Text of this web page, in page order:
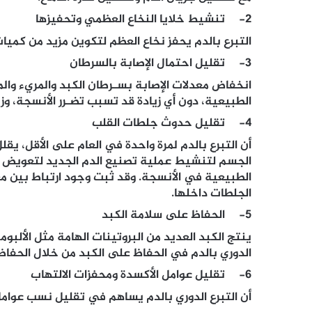
2- تنشيط خلايا النخاع العظمي وتحفيزها
التبرع بالدم يحفز نخاع العظم لتكوين مزيد من
3- تقليل احتمال الإصابة بالسرطان
انخفاض معدلات الإصابة بسـرطان الكبد والمريء
الطبيعية، دون أي زيادة قد تسبب تضـرر الأنسجة،
4- تقليل حدوث جلطات القلب
الجسم لتنشيط عملية تصنيع الدم الجديد
الطبيعية في الأنسجة. وقد ثبت وجود ارتباط بين
الجلطات داخلها.
5- الحفاظ على سلامة الكبد
ينتج الكبد العديد من البروتينات الهامة مثل
الدوري بالدم في الحفاظ على الكبد من خلال
6- تقليل عوامل الأكسدة ومحفزات الالتهاب
أن التبرع الدوري بالدم يساهم في تقليل نسب